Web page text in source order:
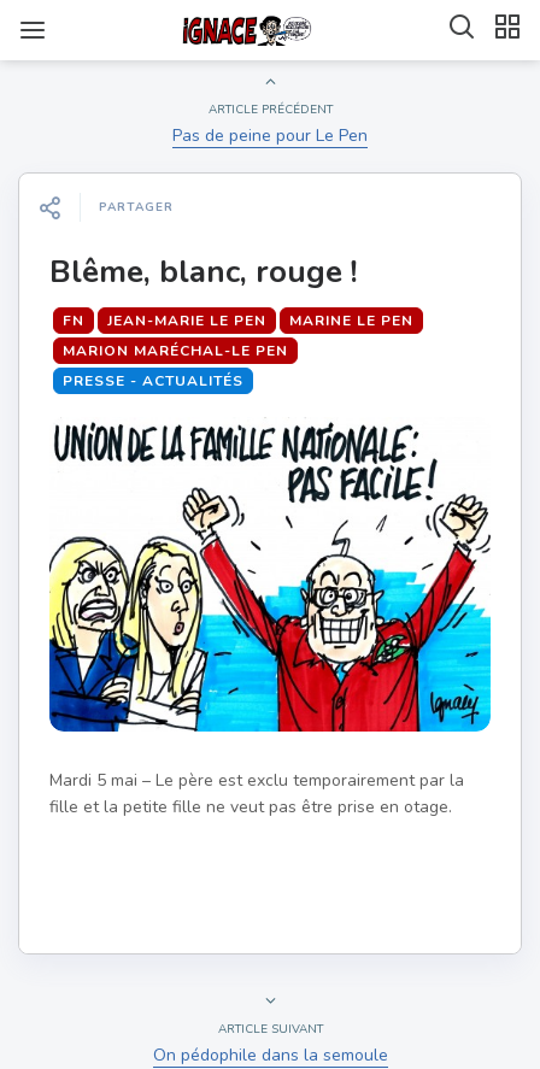
ARTICLE PRÉCÉDENT
Pas de peine pour Le Pen
PARTAGER
Blême, blanc, rouge !
FN JEAN-MARIE LE PEN
MARINE LE PEN
MARION MARÉCHAL-LE PEN
PRESSE - ACTUALITÉS
Mardi 5 mai – Le père est exclu temporairement par la
fille et la petite fille ne veut pas être prise en otage.
ARTICLE SUIVANT
On pédophile dans la semoule